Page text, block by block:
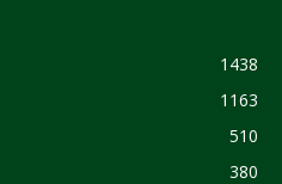
1438
1163
510
380